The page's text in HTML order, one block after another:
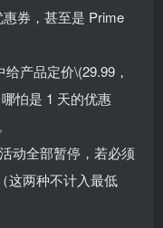
券，甚至是 Prime
产品定价\(29.99，
怕是 1 天的优惠
动全部暂停，若必须
这两种不计入最低